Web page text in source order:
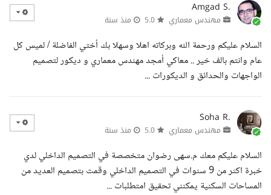
Amgad S.
مهندس معماري منذ سنة
السلام عليكم ورحمة الله وبركاته اهلا وسهلا بك أختي الفاضلة / لميس كل
عام وانتم بالف خير .. معاكي أمجد مهندس معماري و ديكور لتصميم
الواجهات والحدائق و الديكورات ...
Soha R.
مهندس معماري منذ سنة
السلام عليكم معك م.سهى رضوان متخصصة في التصميم الداخلي لدي
خبرة اكثر من 9 سنوات في التصميم الداخلي وقمت بتصميم العديد من
المساحات السكنية يمكنني تحقيق امتطلبات ...